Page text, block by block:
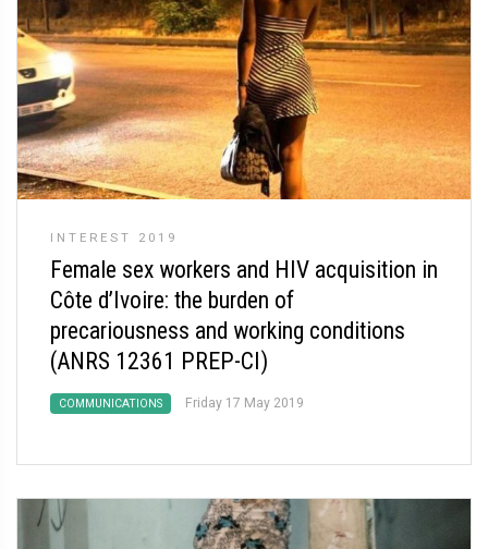
INTEREST 2019
Female sex workers and HIV acquisition in
Côte d’Ivoire: the burden of
precariousness and working conditions
(ANRS 12361 PREP-CI)
COMMUNICATIONS Friday 17 May 2019